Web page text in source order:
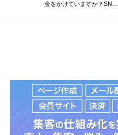
金をかけていますか？SN…
プロフィール